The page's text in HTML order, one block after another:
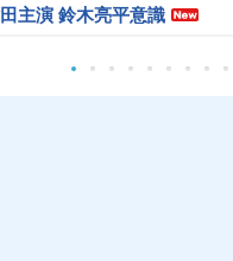
主演 鈴木亮平意識